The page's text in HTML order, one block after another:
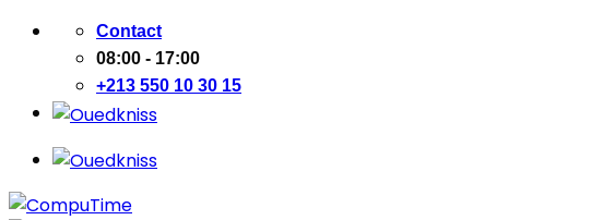
Passer
contenu
Contact
08:00 - 17:00
+213 550 10 30 15